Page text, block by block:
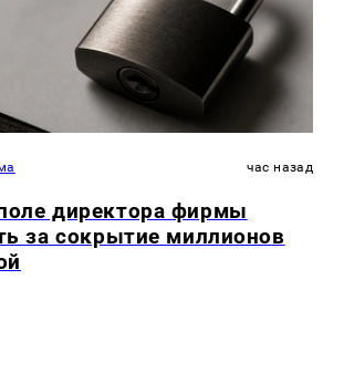
час назад
директора фирмы
за сокрытие миллионов